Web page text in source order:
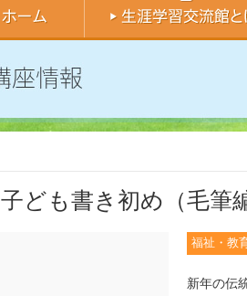
子ども書き初め（毛筆
福祉・教
新年の伝